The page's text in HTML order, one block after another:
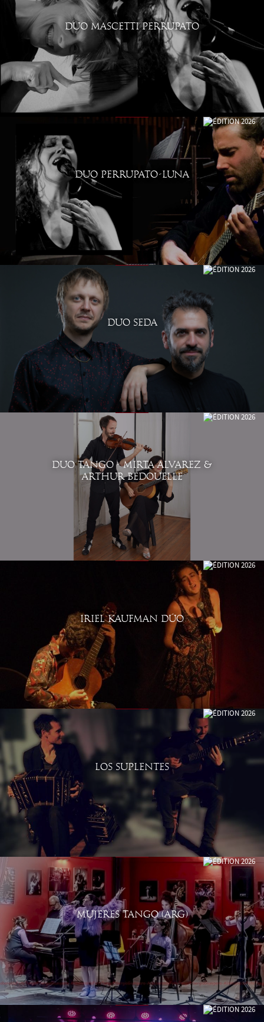
DUO MASCETTI PERRUPATO
DUO PERRUPATO-LUNA
DUO SEDA
DUO TANGO - MIRTA ALVAREZ &
ARTHUR BEDOUELLE
IRIEL KAUFMAN DÚO
LOS SUPLENTES
MUJERES TANGO (ARG)